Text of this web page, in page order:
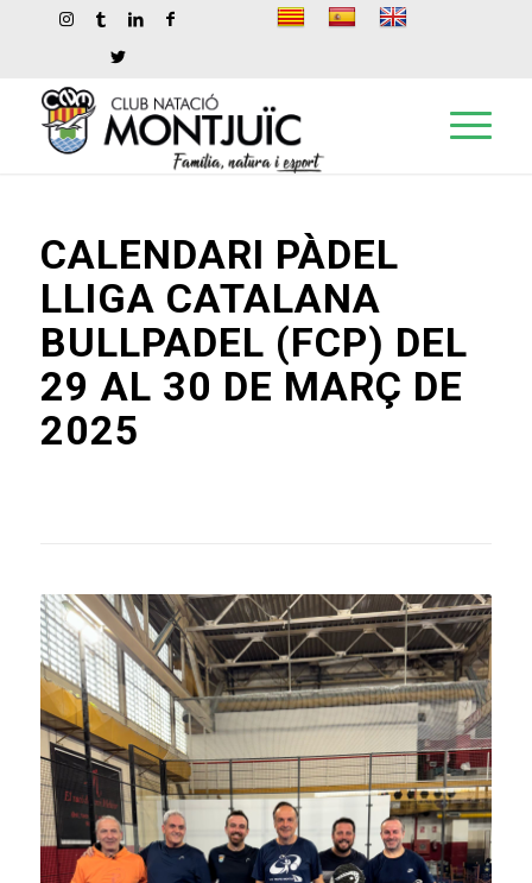
CALENDARI PÀDEL
LLIGA CATALANA
BULLPADEL (FCP) DEL
29 AL 30 DE MARÇ DE
2025